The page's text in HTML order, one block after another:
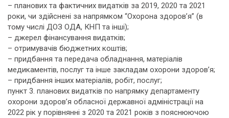
– планових та фактичних видатків за 2019, 2020 та 2021
роки, чи здійснені за напрямком “Охорона здоров’я” (в
тому числі ДОЗ ОДА, КНП та інші);
– джерел фінансування видатків;
– отримувачів бюджетних коштів;
– придбання та передача обладнання, матеріалів
медикаментів, послуг та інше закладам охорони здоров’я;
– придбання інших матеріалів, робіт, послуг;
пункт 3. планових видатків по напрямку департаменту
охорони здоров’я обласної державної адміністрації на
2022 рік у порівнянні з 2020 та 2021 років з пояснюючою